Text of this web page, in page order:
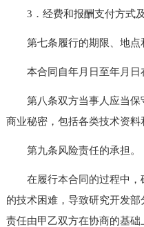
3．经费和报酬支付方式及
第七条履行的期限、地点
本合同自年月日至年月日
第八条双方当事人应当保
商业秘密，包括各类技术资料
第九条风险责任的承担。
在履行本合同的过程中，
的技术困难，导致研究开发
责任由甲乙双方在协商的基础